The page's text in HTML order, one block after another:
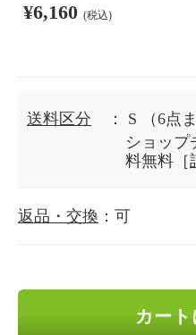
¥6,160 (税込)
送料区分 ： S
（6点
ショップ
料無料［
返品・交換 ：可
カー